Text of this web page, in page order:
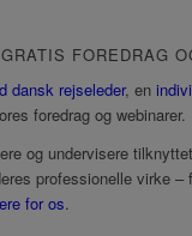
GRATIS FOREDRAG
dansk rejseleder, en
foredrag og webinarer.
og undervisere
professionelle virke –
for os.